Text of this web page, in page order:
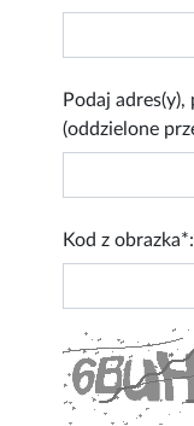
Podaj adres(y),
(oddzielone
Kod z obrazka*: